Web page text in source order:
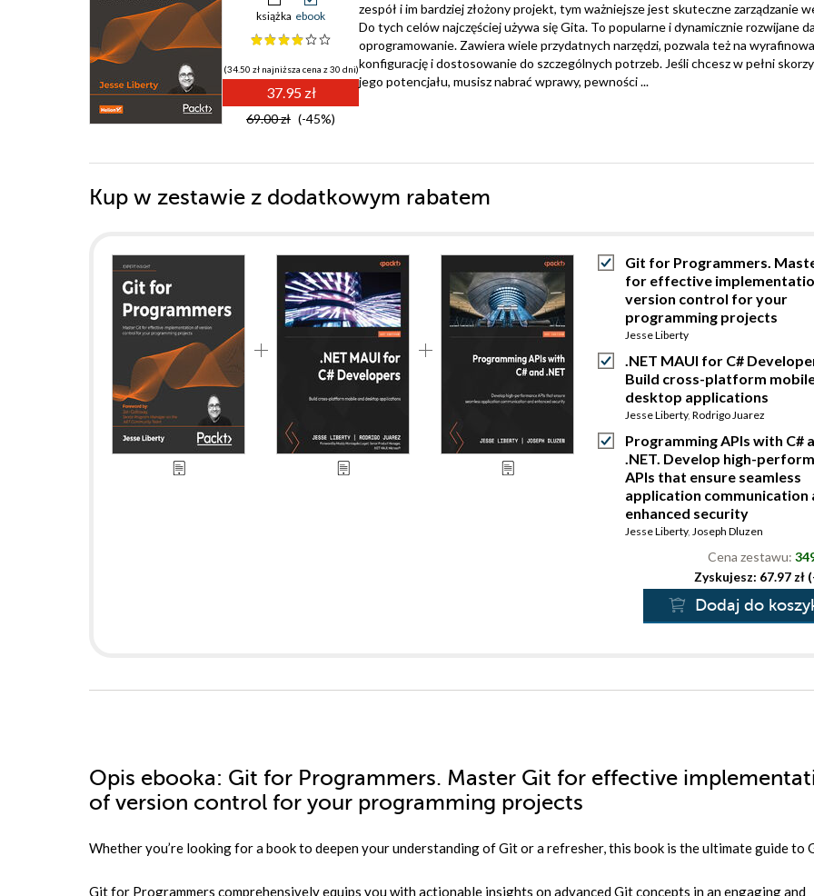
książka ebook
(34.50 zł najniższa cena z 30 dni)
37.95 zł
69.00 zł (-45%)
zespół i im bardziej złożony projekt, tym ważniejsze jest skuteczne zarządzanie
Do tych celów najczęściej używa się Gita. To popularne i dynamicznie rozwijane
oprogramowanie. Zawiera wiele przydatnych narzędzi, pozwala też na
konfigurację i dostosowanie do szczególnych potrzeb. Jeśli chcesz w pełni
jego potencjału, musisz nabrać wprawy, pewności ...
Kup w zestawie z dodatkowym rabatem
Git for Programmers.
for effective
version control for your
programming projects
Jesse Liberty
.NET MAUI for C#
Build cross-platform
desktop applications
Jesse Liberty, Rodrigo Juarez
Programming APIs with C#
.NET. Develop high-
APIs that ensure seamless
application communication
enhanced security
Jesse Liberty, Joseph Dluzen
Cena zestawu:
Zyskujesz: 67.97 zł
Dodaj do
Opis ebooka: Git for Programmers. Master Git for effective
of version control for your programming projects
Whether you’re looking for a book to deepen your understanding of Git or a refresher, this book is the ultimate guide to
Git for Programmers comprehensively equips you with actionable insights on advanced Git concepts in an engaging and